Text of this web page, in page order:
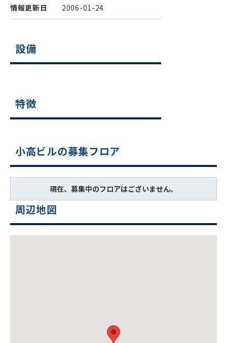
情報更新日 2006-01-24
設備
特徴
小高ビルの募集フロア
現在、募集中のフロアはございません。
周辺地図